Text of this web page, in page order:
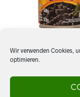
Wir verwenden Cookies,
optimieren.
Sierra